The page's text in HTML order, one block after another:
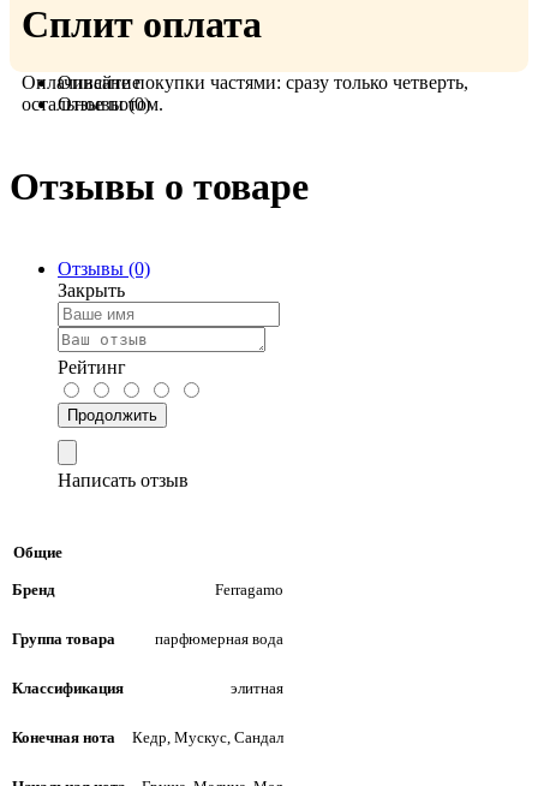
Сплит оплата
Оплачивайте покупки частями: сразу только четверть,
остальное потом.
Описание
Отзывы (0)
Отзывы о товаре
Отзывы (0)
Закрыть
Рейтинг
Продолжить
Написать отзыв
Общие
Бренд Ferragamo
Группа товара парфюмерная вода
Классификация элитная
Конечная нота Кедр, Мускус, Сандал